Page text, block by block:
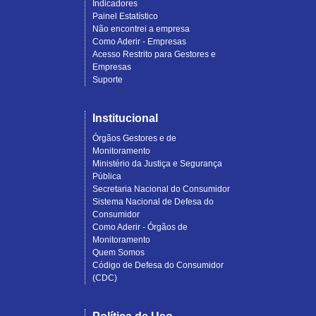
Indicadores
Painel Estatístico
Não encontrei a empresa
Como Aderir - Empresas
Acesso Restrito para Gestores e
Empresas
Suporte
Institucional
Órgãos Gestores e de
Monitoramento
Ministério da Justiça e Segurança
Pública
Secretaria Nacional do Consumidor
Sistema Nacional de Defesa do
Consumidor
Como Aderir - Órgãos de
Monitoramento
Quem Somos
Código de Defesa do Consumidor
(CDC)